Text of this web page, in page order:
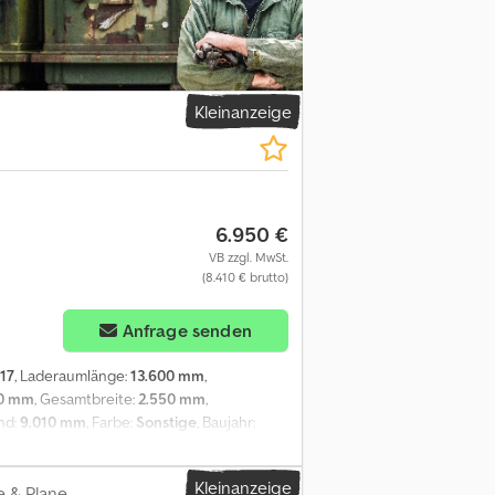
6.460 kg Zuladung: 35.540 kg
Wartung APK (Technische
Technischer Zustand:
Informationen Leasingpreis: 204 €
Bedingungen = Firmeninformationen =
Fahrzeugen. Hier können Sie aus einer
wählen. Unser Angebot umfasst
Trucks kaufen? Einfach! • Großer, sich
• Korrekte Kaufmannschaft • Wir
und Transport •
• Die Sicherheit
spezielle Angebote und vollständige
Berechnen Sie schnell Ihre
nach unserem europäischen
Kleinanzeige
6.950 €
VB zzgl. MwSt.
(8.410 € brutto)
Anfrage senden
, Laderaumlänge:13.600 mm,
mm , Gesamtbreite: 2.550 mm
9.010 mm , Farbe: Sonstige , Baujahr:
= Anzahl der Achsen: 3, Nutzlast:
chassis, Kingpin Größe: 2 inch,
Kleinanzeige